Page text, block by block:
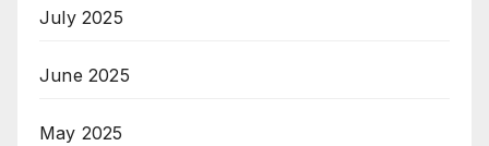
July 2025
June 2025
May 2025